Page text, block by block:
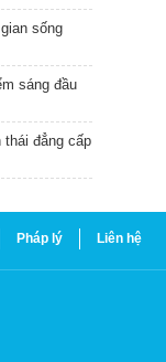
sống
sáng đầu
thái đẳng cấp
Pháp lý Liên hệ